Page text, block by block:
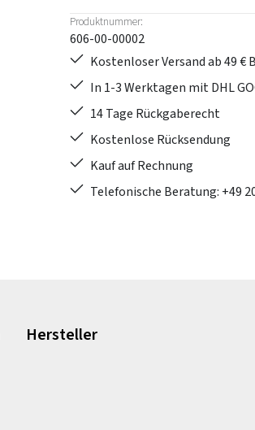
Produktnummer:
606-00-00002
Kostenloser Versand ab 49
In 1-3 Werktagen mit DHL
14 Tage Rückgaberecht
Kostenlose Rücksendung
Kauf auf Rechnung
Telefonische Beratung: +49
Hersteller